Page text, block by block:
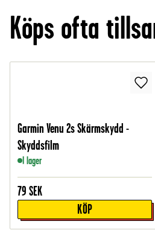
Köps ofta
Garmin Venu 2s Skärmskydd -
Skyddsfilm
I lager
79 SEK
KÖP